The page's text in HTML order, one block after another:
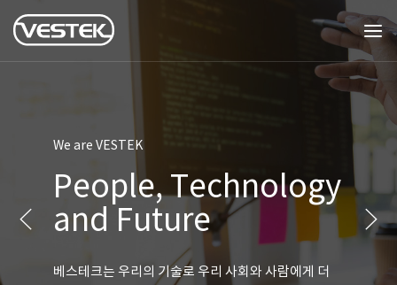
We are VESTEK
People, Technology
and Future
베스테크는 우리의 기술로 우리 사회와 사람에게 더